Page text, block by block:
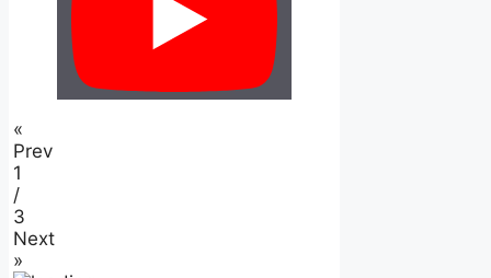
«
Prev
1
/
3
Next
»